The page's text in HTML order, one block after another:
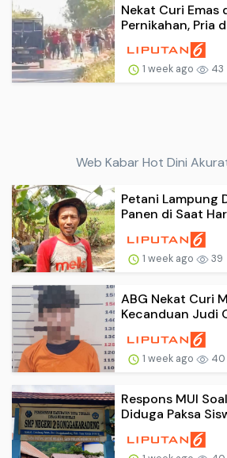
Nekat Curi Emas
Pernikahan, Pria
1 week ago 43
Web Kabar Hot Dini
Petani Lampung
Panen di Saat
1 week ago 39
ABG Nekat Curi
Kecanduan Judi
1 week ago 40
Respons MUI
Diduga Paksa